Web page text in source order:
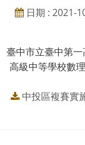
日期 : 2021-
臺中市立臺中第
高級中等學校數
中投區複賽實